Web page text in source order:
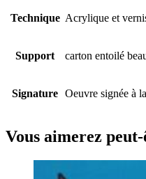
Technique Acrylique et
Support carton entoilé
Signature Oeuvre signée à
Vous aimerez